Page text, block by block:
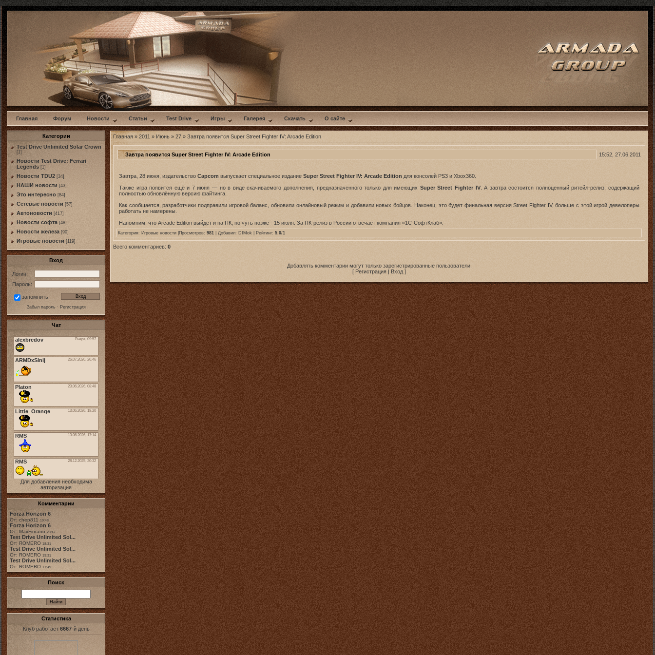
w
Главная Форум Новости Статьи Test Drive Игры Галерея Скачать О сайте
Категории
Test Drive Unlimited Solar Crown
[1]
Новости Test Drive: Ferrari
Legends [1]
Новости TDU2 [34]
НАШИ новости [43]
Это интересно [84]
Сетевые новости [57]
Автоновости [417]
Новости софта [48]
Новоcти железа [90]
Игровые новости [119]
Вход
Логин:
Пароль:
запомнить
Забыл пароль· Регистрация
Чат
Для добавления необходима
авторизация
Комментарии
Forza Horizon 6
От: chep811 19:48
Forza Horizon 6
От: MaxFiorano 23:47
Test Drive Unlimited Sol...
От: ROMERO 18:31
Test Drive Unlimited Sol...
От: ROMERO 19:31
Test Drive Unlimited Sol...
От: ROMERO 11:49
Поиск
Статистика
Клуб работает 6667-й день
Главная » 2011 » Июнь » 27 » Завтра появится Super Street Fighter IV: Arcade Edition
Завтра появится Super Street Fighter IV: Arcade Edition 15:52, 27.06.2011
Завтра, 28 июня, издательство Capcom выпускает специальное издание Super Street Fighter IV: Arcade Edition для консолей PS3 и Xbox360.
Также игра появится ещё и 7 июня — но в виде скачиваемого дополнения, предназначенного только для имеющих Super Street Fighter IV. А завтра состоится полноценный ритейл-релиз, содержащий
полностью обновлённую версию файтинга.
Как сообщается, разработчики подправили игровой баланс, обновили онлайновый режим и добавили новых бойцов. Наконец, это будет финальная версия Street Fighter IV, больше с этой игрой девелоперы
работать не намерены.
Напомним, что Arcade Edition выйдет и на ПК, но чуть позже - 15 июля. За ПК-релиз в России отвечает компания «1С-СофтКлаб».
Категория: Игровые новости |Просмотров: 981 | Добавил: DIMok | Рейтинг: 5.0/1
Всего комментариев: 0
Добавлять комментарии могут только зарегистрированные пользователи.
[ Регистрация | Вход ]